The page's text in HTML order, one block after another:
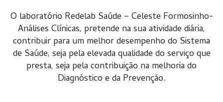
O laboratório Redelab Saúde – Celeste Formosinho-
Análises Clínicas, pretende na sua atividade diária,
contribuir para um melhor desempenho do Sistema
de Saúde, seja pela elevada qualidade do serviço que
presta, seja pela contribuição na melhoria do
Diagnóstico e da Prevenção.